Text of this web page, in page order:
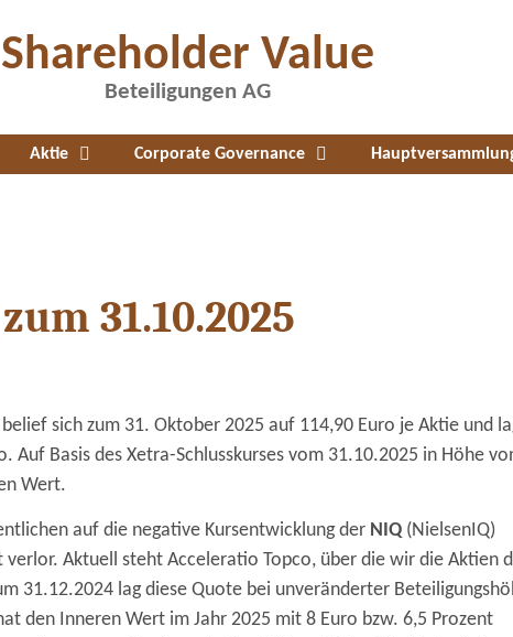
Shareholder Value
Beteiligungen AG
Aktie Corporate Governance
31.10.2025
sich zum 31. Oktober 2025 auf 114,90 Euro je Aktie und
Basis des Xetra-Schlusskurses vom 31.10.2025 in Höhe
Wert.
auf die negative Kursentwicklung der NIQ (NielsenIQ)
Aktuell steht Acceleratio Topco, über die wir die Aktien
31.12.2024 lag diese Quote bei unveränderter
den Inneren Wert im Jahr 2025 mit 8 Euro bzw. 6,5 Prozent